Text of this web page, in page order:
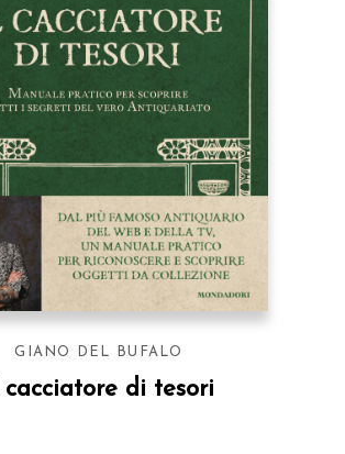
GIANO DEL BUFALO
cacciatore di tesori